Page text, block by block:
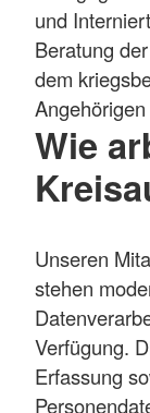
und
Beratung
dem
Wie
Unseren
stehen
Verfügung.
Erfassung